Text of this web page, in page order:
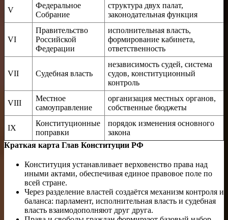
Краткая карта Глав Конституции РФ
V
Федеральное
Собрание
структура двух палат,
законодательная функция
VI
Правительство
Российской
Федерации
исполнительная власть,
формирование кабинета,
ответственность
VII Судебная власть
независимость судей, система
судов, конституционный
контроль
VIII
Местное
самоуправление
организация местных органов,
собственные бюджеты
IX
Конституционные
поправки
порядок изменения основного
закона
Конституция устанавливает верховенство права над
иными актами, обеспечивая единое правовое поле по
всей стране.
Через разделение властей создаётся механизм контроля и
баланса: парламент, исполнительная власть и судебная
власть взаимодополняют друг друга.